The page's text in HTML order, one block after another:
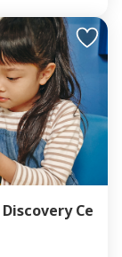
Discovery Ce